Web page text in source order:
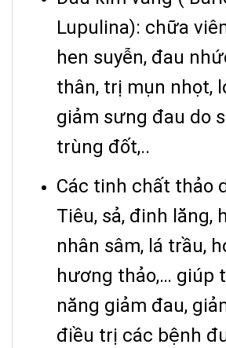
Lupulina): chữa
hen suyễn, đau
thân, trị mụn nhọt,
giảm sưng đau do
trùng đốt,..
Các tinh chất thảo
Tiêu, sả, đinh lăng,
nhân sâm, lá trầu,
hương thảo,… giúp
năng giảm đau,
điều trị các bệnh